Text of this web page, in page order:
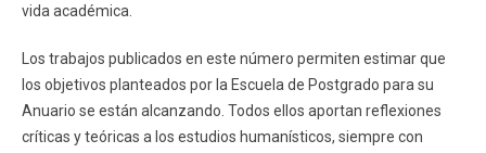
vida académica.
Los trabajos publicados en este número permiten estimar que
los objetivos planteados por la Escuela de Postgrado para su
Anuario se están alcanzando. Todos ellos aportan reflexiones
críticas y teóricas a los estudios humanísticos, siempre con